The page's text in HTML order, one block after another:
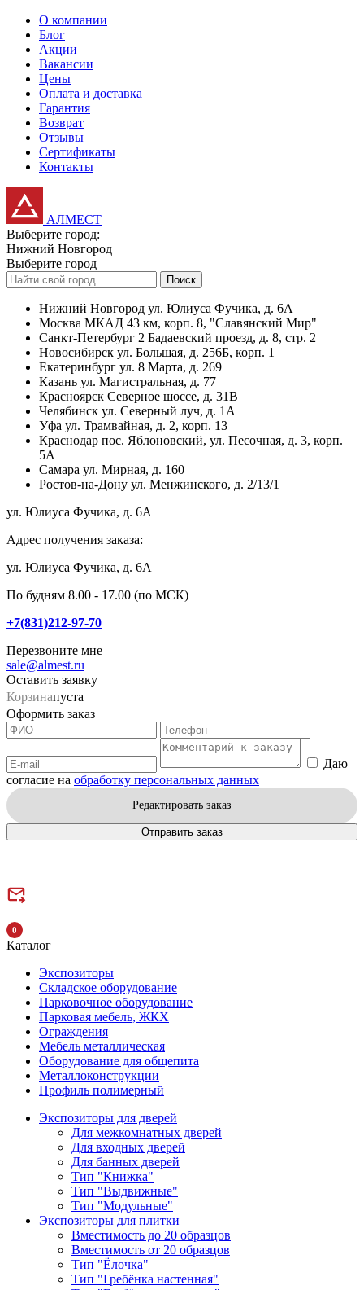
О компании
Блог
Акции
Вакансии
Цены
Оплата и доставка
Гарантия
Возврат
Отзывы
Сертификаты
Контакты
АЛМЕСТ
Выберите город:
Нижний Новгород
Выберите город
Поиск
Нижний Новгород ул. Юлиуса Фучика, д. 6А
Москва МКАД 43 км, корп. 8, "Славянский Мир"
Санкт-Петербург 2 Бадаевский проезд, д. 8, стр. 2
Новосибирск ул. Большая, д. 256Б, корп. 1
Екатеринбург ул. 8 Марта, д. 269
Казань ул. Магистральная, д. 77
Красноярск Северное шоссе, д. 31В
Челябинск ул. Северный луч, д. 1А
Уфа ул. Трамвайная, д. 2, корп. 13
Краснодар пос. Яблоновский, ул. Песочная, д. 3, корп.
5А
Самара ул. Мирная, д. 160
Ростов-на-Дону ул. Менжинского, д. 2/13/1
ул. Юлиуса Фучика, д. 6А
Адрес получения заказа:
ул. Юлиуса Фучика, д. 6А
По будням 8.00 - 17.00 (по МСК)
+7(831)212-97-70
Перезвоните мне
sale@almest.ru
Оставить заявку
Корзинапуста
Оформить заказ
Даю
согласие на обработку персональных данных
Редактировать заказ
Отправить заказ
0
Каталог
Экспозиторы
Складское оборудование
Парковочное оборудование
Парковая мебель, ЖКХ
Ограждения
Мебель металлическая
Оборудование для общепита
Металлоконструкции
Профиль полимерный
Экспозиторы для дверей
Для межкомнатных дверей
Для входных дверей
Для банных дверей
Тип "Книжка"
Тип "Выдвижные"
Тип "Модульные"
Экспозиторы для плитки
Вместимость до 20 образцов
Вместимость от 20 образцов
Тип "Ёлочка"
Тип "Гребёнка настенная"